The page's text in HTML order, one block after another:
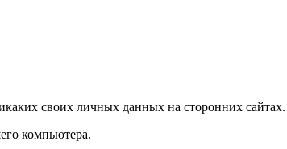
своих личных данных на сторонних сайтах.
компьютера.